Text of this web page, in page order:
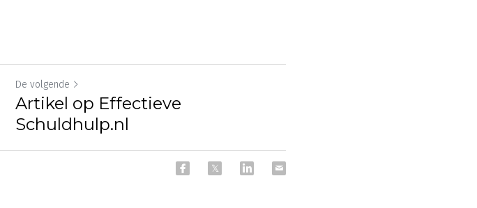
De volgende
Artikel op Effectieve
Schuldhulp.nl